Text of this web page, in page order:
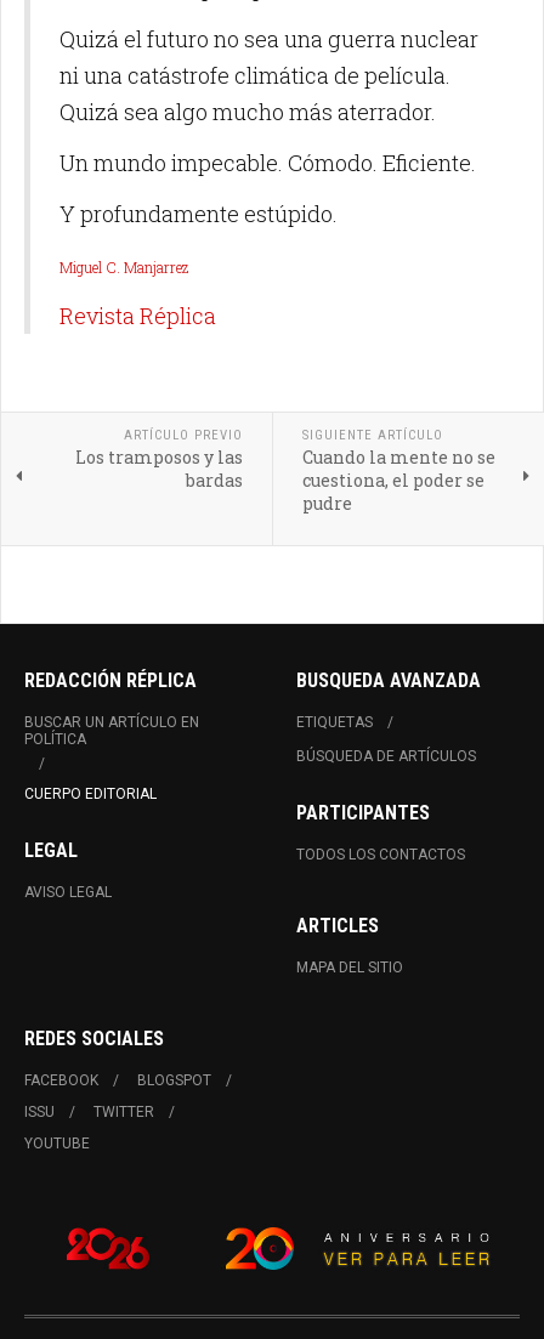
Quizá el futuro no sea una guerra nuclear
ni una catástrofe climática de película.
Quizá sea algo mucho más aterrador.
Un mundo impecable. Cómodo. Eficiente.
Y profundamente estúpido.
Miguel C. Manjarrez
Revista Réplica
ARTÍCULO PREVIO
Los tramposos y las
bardas
SIGUIENTE ARTÍCULO
Cuando la mente no se
cuestiona, el poder se
pudre
REDACCIÓN RÉPLICA
BUSCAR UN ARTÍCULO EN
POLÍTICA
CUERPO EDITORIAL
LEGAL
AVISO LEGAL
BUSQUEDA AVANZADA
ETIQUETAS
BÚSQUEDA DE ARTÍCULOS
PARTICIPANTES
TODOS LOS CONTACTOS
ARTICLES
MAPA DEL SITIO
REDES SOCIALES
FACEBOOK
BLOGSPOT
ISSU
TWITTER
YOUTUBE